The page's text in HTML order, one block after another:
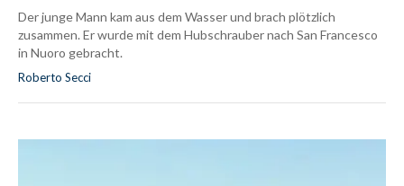
Der junge Mann kam aus dem Wasser und brach plötzlich
zusammen. Er wurde mit dem Hubschrauber nach San Francesco
in Nuoro gebracht.
Roberto Secci